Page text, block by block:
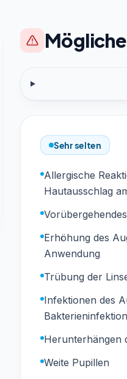
Sehr selten
Allergische
Hautausschlag
Erhöhung des
Anwendung
Trübung der
Infektionen des
Herunterhängen
Weite Pupillen